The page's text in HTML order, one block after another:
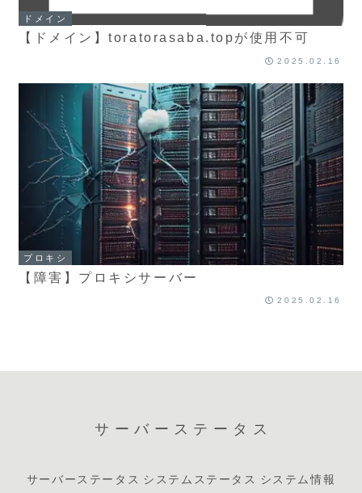
ドメイン
【ドメイン】toratorasaba.topが使用不可
2025.02.16
プロキシ
【障害】プロキシサーバー
2025.02.16
サーバーステータス
サーバーステータス システムステータス システム情報